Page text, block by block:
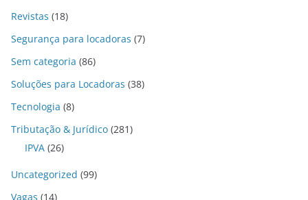
Revistas (18)
Segurança para locadoras (7)
Sem categoria (86)
Soluções para Locadoras (38)
Tecnologia (8)
Tributação & Jurídico (281)
IPVA (26)
Uncategorized (99)
Vagas (14)